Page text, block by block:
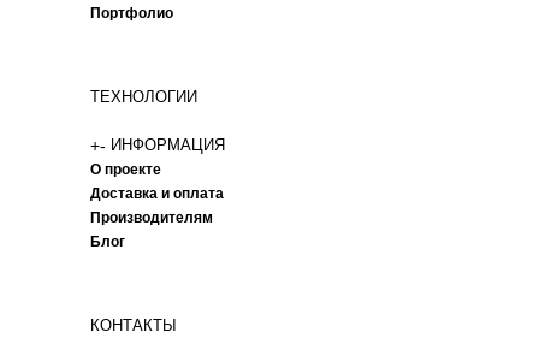
Портфолио
ТЕХНОЛОГИИ
+- ИНФОРМАЦИЯ
О проекте
Доставка и оплата
Производителям
Блог
КОНТАКТЫ